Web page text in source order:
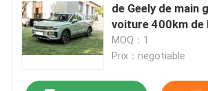
de Geely de main
voiture 400km de
de sports pour le
MOQ：1
Prix：negotiable